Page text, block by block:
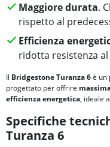
Maggiore durata.
rispetto al
Efficienza
ridotta resistenza
Il Bridgestone Turanza 6è un
progettato per offrire
efficienza energetica, ideale
Specifiche
Turanza 6